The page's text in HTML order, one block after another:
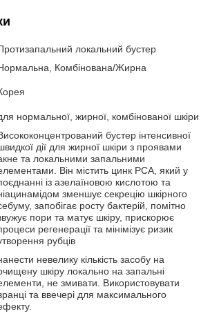
локальний бустер
Комбінована/Жирна
нормальної, жирної, комбінованої шкіри
бустер інтенсивної
дії для жирної шкіри з проявами
та локальними запальними
Він містить цинк PCA, який у
із азелаїновою кислотою та
зменшує секрецію шкірного
запобігає росту бактерій, помітно
пори та матує шкіру, прискорює
регенерації та мінімізує ризик
рубців
невелику кількість засобу на
шкіру локально на запальні
не змивати. Використовувати
та ввечері для максимального